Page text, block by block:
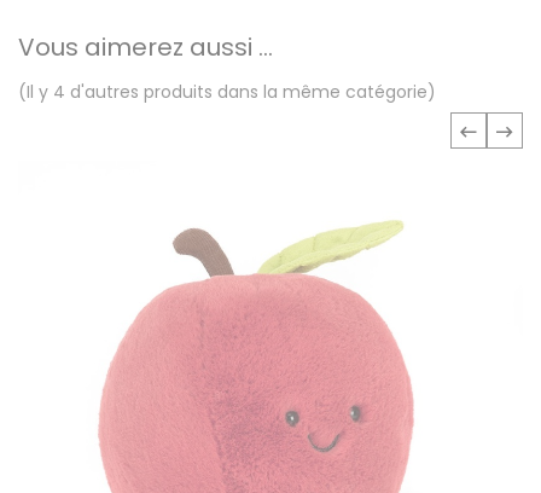
Vous aimerez aussi ...
(Il y 4 d'autres produits dans la même catégorie)